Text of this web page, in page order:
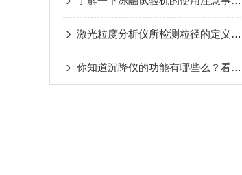
激光粒度分析仪所检测粒径的定义你知道么
你知道沉降仪的功能有哪些么？看看本篇